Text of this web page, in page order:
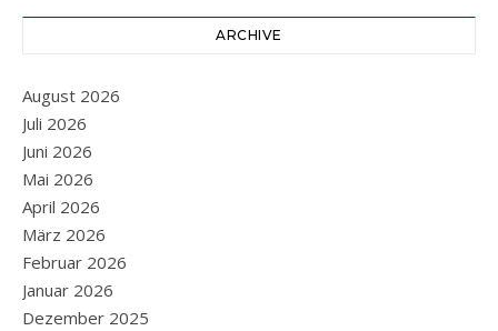
ARCHIVE
August 2026
Juli 2026
Juni 2026
Mai 2026
April 2026
März 2026
Februar 2026
Januar 2026
Dezember 2025